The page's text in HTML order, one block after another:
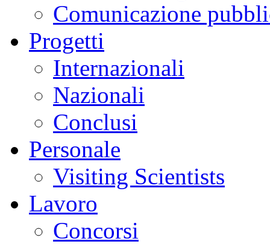
Comunicazione
Progetti
Internazionali
Nazionali
Conclusi
Personale
Visiting Scientists
Lavoro
Concorsi